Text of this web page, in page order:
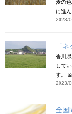
麦の
に進ん
2023/
「
香川
して
す。
2023/
全国